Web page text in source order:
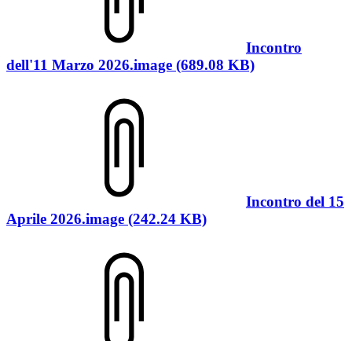
Incontro
dell'11 Marzo 2026.image (689.08 KB)
Incontro del 15
Aprile 2026.image (242.24 KB)